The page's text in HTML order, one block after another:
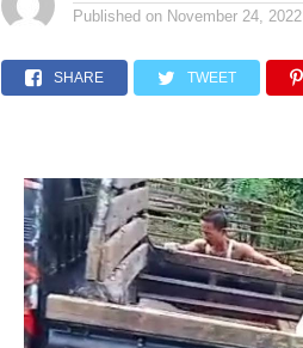
Published on November 24, 2022
SHARE TWEET